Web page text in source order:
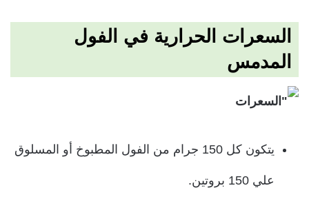
السعرات الحرارية في الفول
المدمس
يتكون كل 150 جرام من الفول المطبوخ أو المسلوق
علي 150 بروتين.